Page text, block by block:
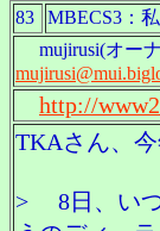
83 MBECS3：
mujirusi(オ
http://
TKAさん、
> 8日、いつ